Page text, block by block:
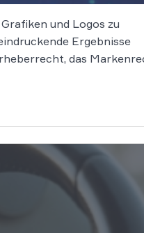
und Logos zu
Ergebnisse
das